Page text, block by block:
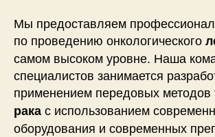
Мы предоставляем
по проведению онкологического
самом высоком уровне. Наша
специалистов занимается
применением передовых методов
ракас использованием
оборудования и современных